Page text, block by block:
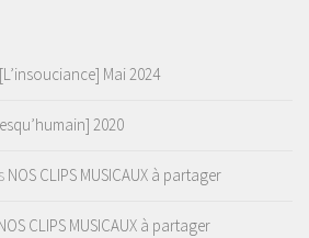
Mai 2024
2020
NOS CLIPS MUSICAUX à partager
CLIPS MUSICAUX à partager